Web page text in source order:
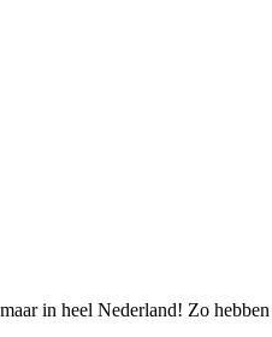
in heel Nederland! Zo